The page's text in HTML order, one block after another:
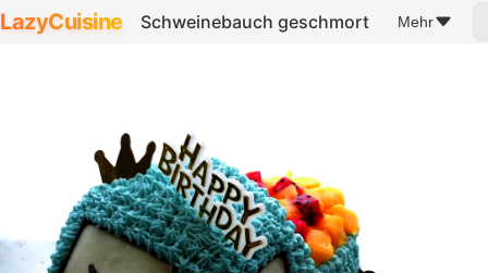
LazyCuisine Schweinebauch geschmort Mehr